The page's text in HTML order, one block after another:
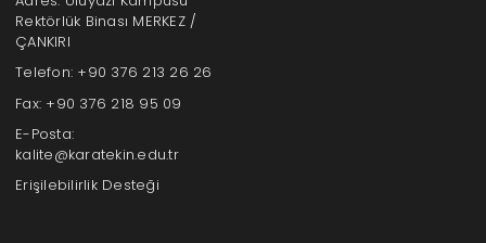
Rektörlük Binası MERKEZ /
ÇANKIRI
Telefon: +90 376 213 26 26
Fax: +90 376 218 95 09
E-Posta:
kalite@karatekin.edu.tr
Erişilebilirlik Desteği